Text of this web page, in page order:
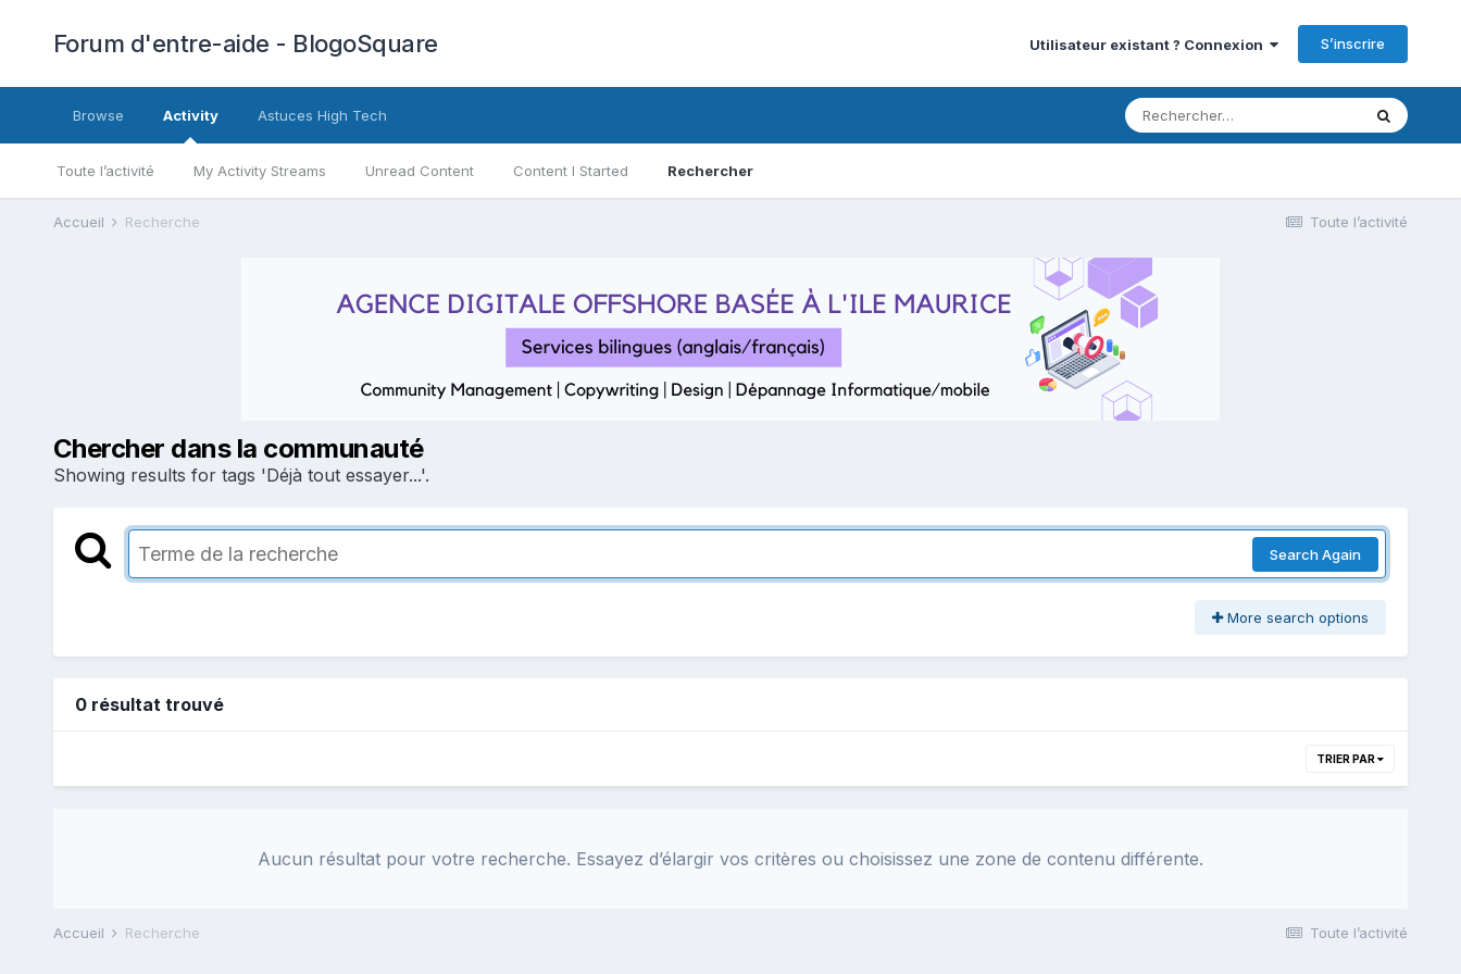
Forum d'entre-aide - BlogoSquare Utilisateur existant ? Connexion S’inscrire
Browse Activity
Toute l’activité My Activity Streams Unread Content Content I Started Rechercher
Astuces High Tech
Toute l’activité
Accueil Recherche
Chercher dans la communauté
Showing results for tags 'Déjà tout essayer...'.
Search Again
More search options
0 résultat trouvé
TRIER PAR
Aucun résultat pour votre recherche. Essayez d’élargir vos critères ou choisissez une zone de contenu différente.
Toute l’activité
Accueil Recherche